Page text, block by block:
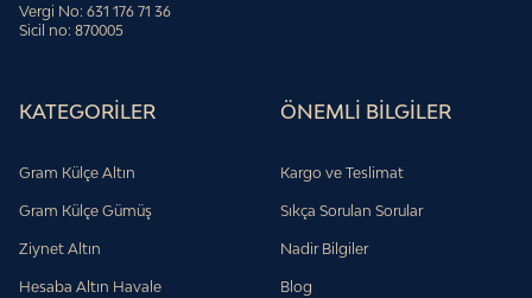
Vergi No: 631 176 71 36
Sicil no: 870005
KATEGORİLER
Gram Külçe Altın
Gram Külçe Gümüş
Ziynet Altın
Hesaba Altın Havale
ÖNEMLİ BİLGİLER
Kargo ve Teslimat
Sıkça Sorulan Sorular
Nadir Bilgiler
Blog